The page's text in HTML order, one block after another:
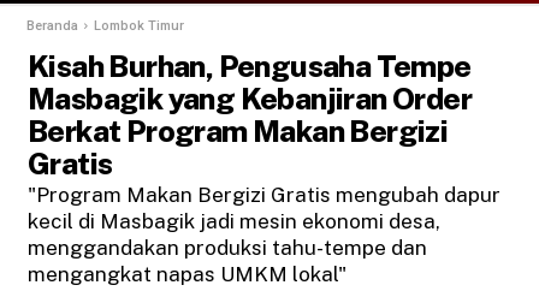
Beranda Lombok Timur
Kisah Burhan, Pengusaha Tempe
Masbagik yang Kebanjiran Order
Berkat Program Makan Bergizi
Gratis
"Program Makan Bergizi Gratis mengubah dapur
kecil di Masbagik jadi mesin ekonomi desa,
menggandakan produksi tahu-tempe dan
mengangkat napas UMKM lokal"